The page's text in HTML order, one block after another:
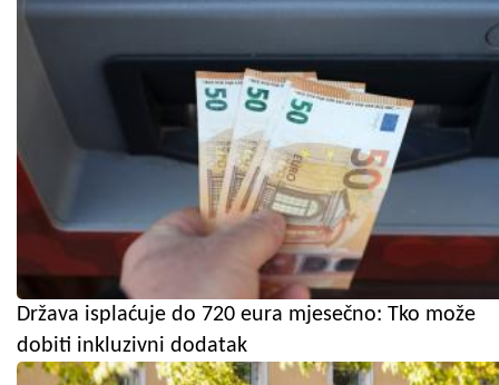
Država isplaćuje do 720 eura mjesečno: Tko može
dobiti inkluzivni dodatak